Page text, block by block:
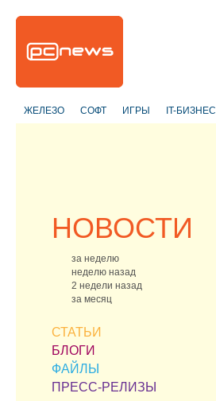
ЖЕЛЕЗО СОФТ ИГРЫ IT-БИЗНЕС
НОВОСТИ
за неделю
неделю назад
2 недели назад
за месяц
СТАТЬИ
БЛОГИ
ФАЙЛЫ
ПРЕСС-РЕЛИЗЫ